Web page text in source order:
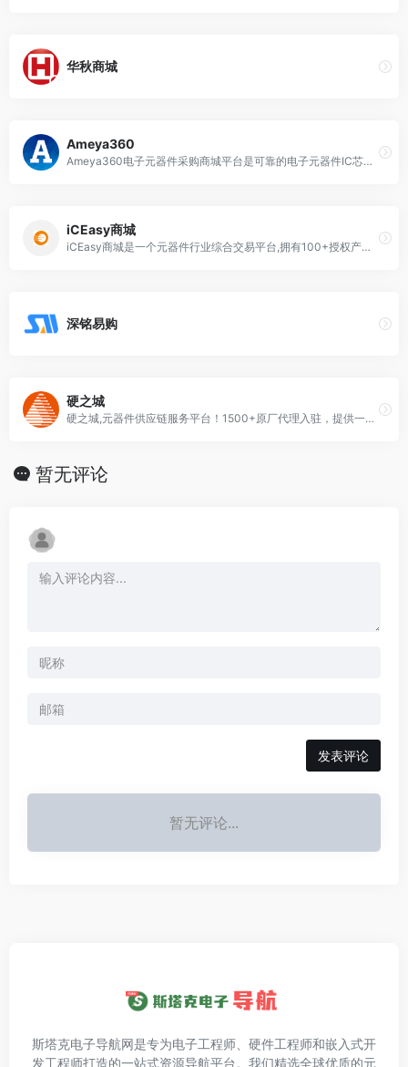
华秋商城
Ameya360
Ameya360电子元器件采购商城平台是可靠的电子元器件IC芯片采购网站，为全球电子元器件客户提供购销服务，Ameya360电子元器件采购网是众多国内外知名原厂的授权代理商和分销商，可靠的IC芯片和电子元器件采购交易平台。
iCEasy商城
iCEasy商城是一个元器件行业综合交易平台,拥有100+授权产品线,40亿常备库存,线上5500万+型号,60万注册用户,原装正品,极速发货,广东艾矽易信息科技有限公司为用户提供一站式电子元器件线上采购服务.
深铭易购
硬之城
硬之城,元器件供应链服务平台！1500+原厂代理入驻，提供一站式电子元器件在线查询、BOM采购服务，让电子采购们更有效率的元器件网上商城，Bom采购，上硬之城！
暂无评论
发表评论
暂无评论...
斯塔克电子导航网是专为电子工程师、硬件工程师和嵌入式开
发工程师打造的一站式资源导航平台。我们精选全球优质的元